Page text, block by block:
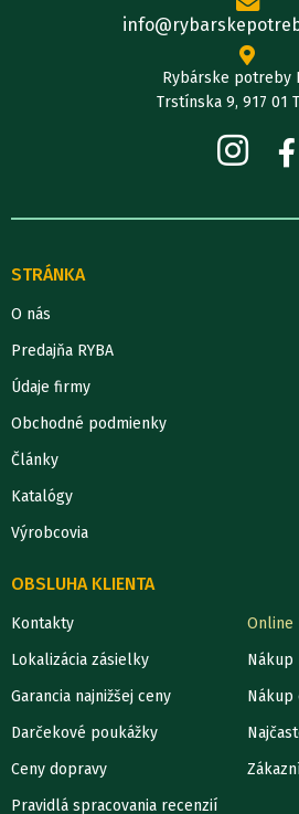
Rybárske potreby
Trstínska 9, 917 01
STRÁNKA
O nás
Predajňa RYBA
Údaje firmy
Obchodné podmienky
Články
Katalógy
Výrobcovia
OBSLUHA KLIENTA
Kontakty
Lokalizácia zásielky
Garancia najnižšej ceny
Darčekové poukážky
Ceny dopravy
Pravidlá spracovania recenzií
Online
Nákup
Nákup